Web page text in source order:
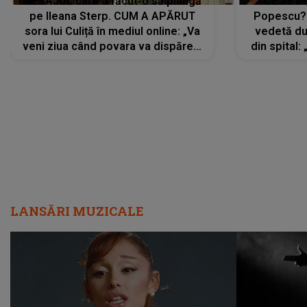
pe Ileana Sterp. CUM A APĂRUT
sora lui Culiță în mediul online: „Va
veni ziua când povara va dispărea,
vedetă
din spital:
LANSĂRI MUZICALE